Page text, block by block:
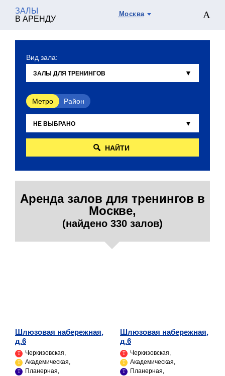
ЗАЛЫ
В АРЕНДУ
Москва
Вид зала:
Метро Район
НАЙТИ
Аренда залов для тренингов в
Москве,
(найдено 330 залов)
Шлюзовая набережная,
д.6
Черкизовская,
Академическая,
Планерная,
Шлюзовая набережная,
д.6
Черкизовская,
Академическая,
Планерная,